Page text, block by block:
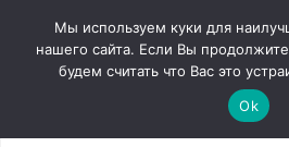
содержимому
Новости про современные автомобили и
и отечественного
Мы используем куки для
нашего сайта. Если Вы
будем считать что Вас это
Ok